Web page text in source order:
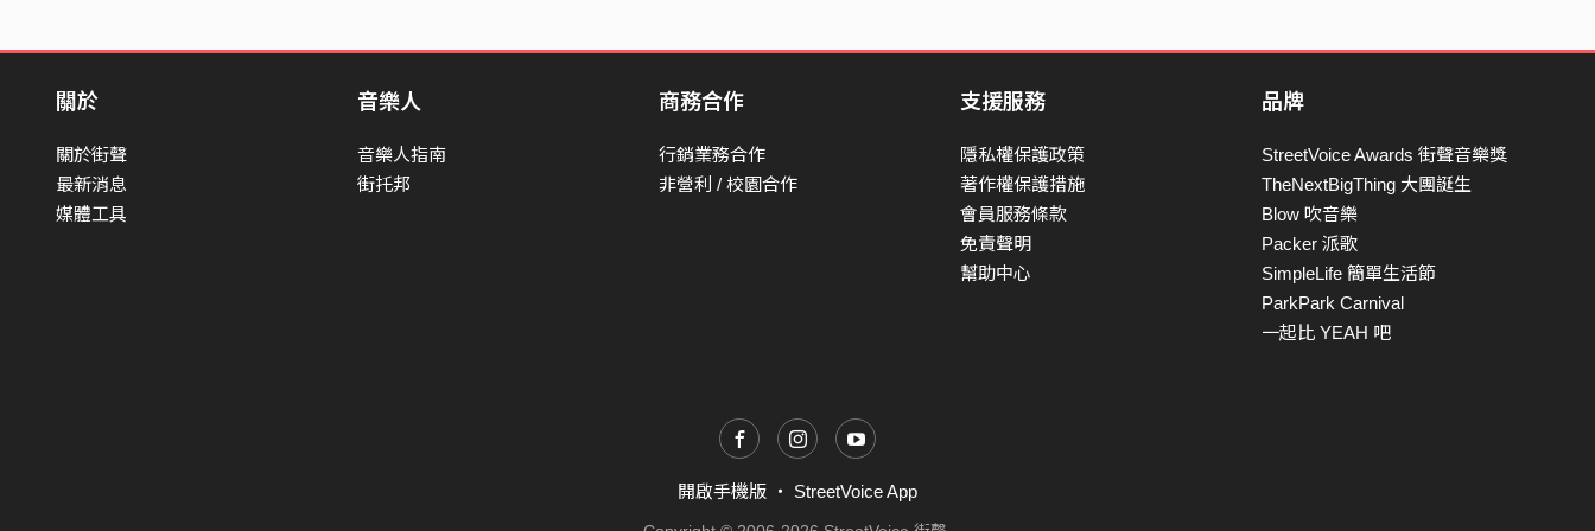
關於
關於街聲
最新消息
媒體工具
音樂人
音樂人指南
街托邦
商務合作
行銷業務合作
非營利 / 校園合作
支援服務
隱私權保護政策
著作權保護措施
會員服務條款
免責聲明
幫助中心
品牌
StreetVoice Awards 街聲音樂獎
TheNextBigThing 大團誕生
Blow 吹音樂
Packer 派歌
SimpleLife 簡單生活節
ParkPark Carnival
一起比 YEAH 吧
開啟手機版 ・ StreetVoice App